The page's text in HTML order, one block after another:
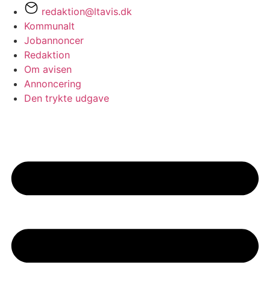
redaktion@ltavis.dk
Kommunalt
Jobannoncer
Redaktion
Om avisen
Annoncering
Den trykte udgave